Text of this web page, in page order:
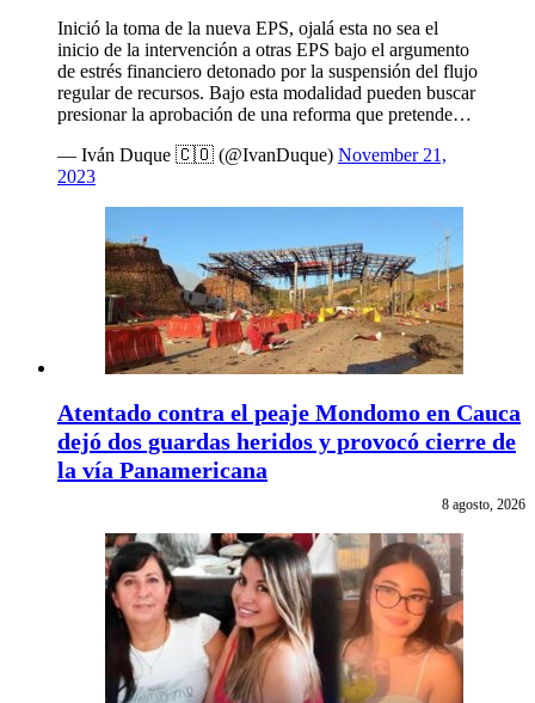
Inició la toma de la nueva EPS, ojalá esta no sea el
inicio de la intervención a otras EPS bajo el argumento
de estrés financiero detonado por la suspensión del flujo
regular de recursos. Bajo esta modalidad pueden buscar
presionar la aprobación de una reforma que pretende…
— Iván Duque 🇨🇴 (@IvanDuque) November 21,
2023
Atentado contra el peaje Mondomo en Cauca
dejó dos guardas heridos y provocó cierre de
la vía Panamericana
8 agosto, 2026